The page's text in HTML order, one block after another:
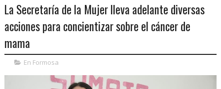
La Secretaría de la Mujer lleva adelante diversas
acciones para concientizar sobre el cáncer de
mama
En Formosa